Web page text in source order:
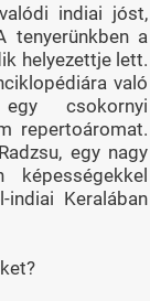
indiai jóst,
tenyerünkben a
helyezettje lett.
való
csokornyi
repertoáromat.
egy nagy
képességekkel
Keralában